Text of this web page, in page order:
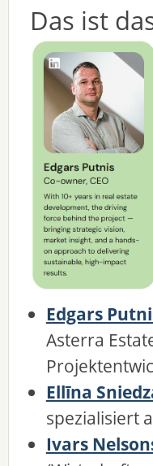
Das ist
Edgars
Asterra
Ellīna
spezialisiert
Ivars